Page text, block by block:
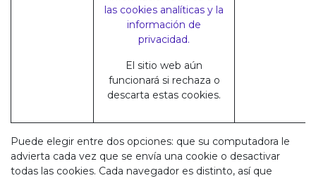
las cookies analíticas y la
información de
privacidad.
El sitio web aún
funcionará si rechaza o
descarta estas cookies.
Puede elegir entre dos opciones: que su computadora le
advierta cada vez que se envía una cookie o desactivar
todas las cookies. Cada navegador es distinto, así que